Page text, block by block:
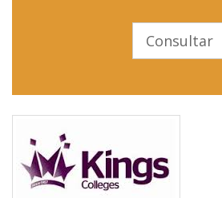
Consultar